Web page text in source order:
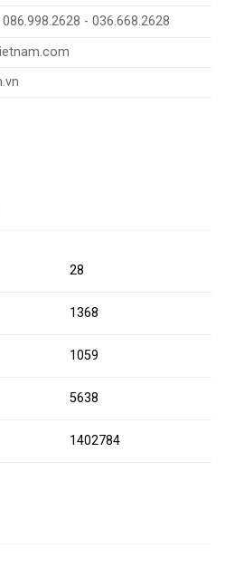
- 036.668.2628
28
1368
1059
5638
1402784